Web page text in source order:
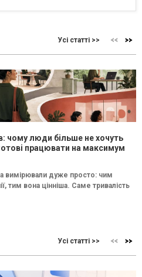
Усі статті >>
чому люди більше не хочуть
працювати на максимум
вимірювали дуже просто: чим
тим вона цінніша. Саме тривалість
Усі статті >>